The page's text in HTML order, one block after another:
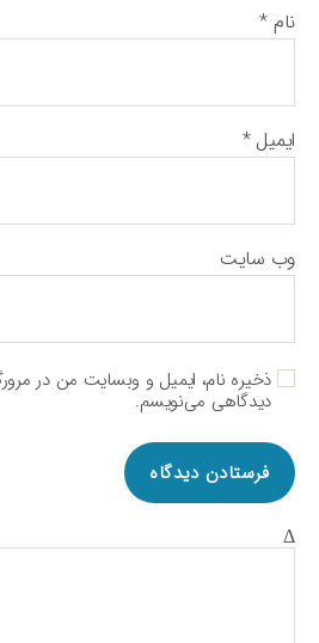
نام *
ایمیل*
وب‌ سایت
ذخیره نام، ایمیل و وبسایت من در
دیدگاهی می‌نویسم.
Δ